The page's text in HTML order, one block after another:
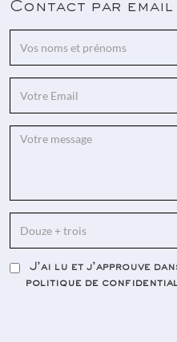
Contact par email
J'ai lu et j'approuve
politique de